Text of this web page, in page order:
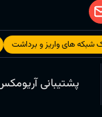
شبکه های واریز و برداشت